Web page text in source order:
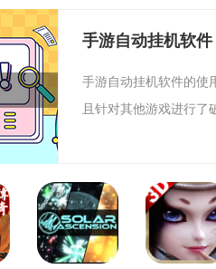
手游自动挂机软件
手游自动挂机软件的使
且针对其他游戏进行了